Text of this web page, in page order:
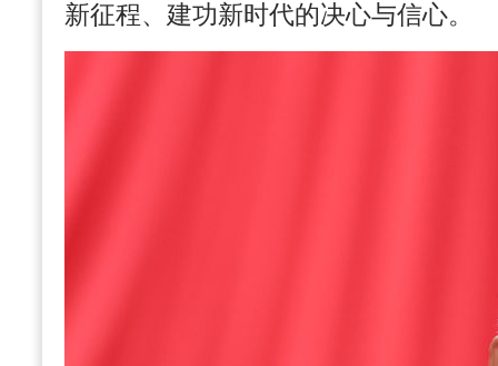
新征程、建功新时代的决心与信心。